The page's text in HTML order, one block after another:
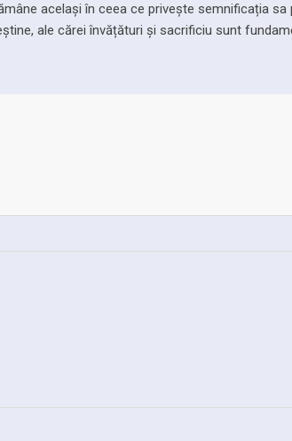
același în ceea ce privește semnificația
ale cărei învățături și sacrificiu sunt